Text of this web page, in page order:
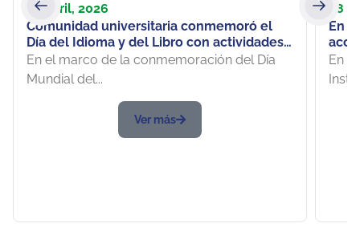
23 abril, 2026
Comunidad universitaria conmemoró el
Día del Idioma y del Libro con actividades
que exaltaron la lectura y la cultura
En el marco de la conmemoración del Día
Mundial del...
Ver más
28
En
de
En